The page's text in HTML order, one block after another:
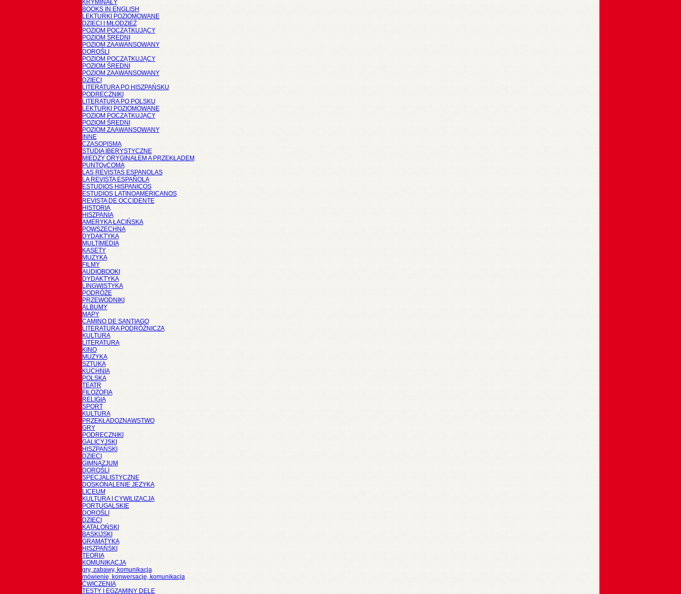
KRYMINAŁY
BOOKS IN ENGLISH
LEKTURKI POZIOMOWANE
DZIECI I MŁODZIEŻ
POZIOM POCZĄTKUJĄCY
POZIOM ŚREDNI
POZIOM ZAAWANSOWANY
DOROŚLI
POZIOM POCZĄTKUJĄCY
POZIOM ŚREDNI
POZIOM ZAAWANSOWANY
DZIECI
LITERATURA PO HISZPAŃSKU
PODRĘCZNIKI
LITERATURA PO POLSKU
LEKTURKI POZIOMOWANE
POZIOM POCZĄTKUJĄCY
POZIOM ŚREDNI
POZIOM ZAAWANSOWANY
INNE
CZASOPISMA
STUDIA IBERYSTYCZNE
MIĘDZY ORYGINAŁEM A PRZEKŁADEM
PUNTOyCOMA
LAS REVISTAS ESPANOLAS
LA REVISTA ESPAÑOLA
ESTUDIOS HISPANICOS
ESTUDIOS LATINOAMERICANOS
REVISTA DE OCCIDENTE
HISTORIA
HISZPANIA
AMERYKA ŁACIŃSKA
POWSZECHNA
DYDAKTYKA
MULTIMEDIA
KASETY
MUZYKA
FILMY
AUDIOBOOKI
DYDAKTYKA
LINGWISTYKA
PODRÓŻE
PRZEWODNIKI
ALBUMY
MAPY
CAMINO DE SANTIAGO
LITERATURA PODRÓŻNICZA
KULTURA
LITERATURA
KINO
MUZYKA
SZTUKA
KUCHNIA
POLSKA
TEATR
FILOZOFIA
RELIGIA
SPORT
KULTURA
PRZEKŁADOZNAWSTWO
GRY
PODRĘCZNIKI
GALICYJSKI
HISZPAŃSKI
DZIECI
GIMNAZJUM
DOROŚLI
SPECJALISTYCZNE
DOSKONALENIE JĘZYKA
LICEUM
KULTURA I CYWILIZACJA
PORTUGALSKIE
DOROŚLI
DZIECI
KATALOŃSKI
BASKIJSKI
GRAMATYKA
HISZPAŃSKI
TEORIA
KOMUNIKACJA
gry, zabawy, komunikacja
mówienie, konwersacje, komunikacja
ĆWICZENIA
TESTY I EGZAMINY DELE